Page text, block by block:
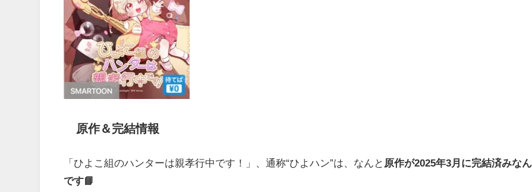
原作＆完結情報
「ひよこ組のハンターは親孝行中です！」、通称“ひよハン”は、なんと 原作が2025年3月に完結済みなん
です📘